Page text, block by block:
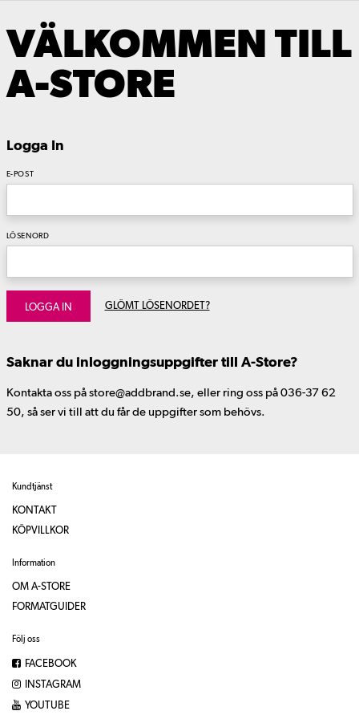
VÄLKOMMEN TILL
A-STORE
Logga In
E-POST
LÖSENORD
LOGGA IN GLÖMT LÖSENORDET?
Saknar du inloggningsuppgifter till A-Store?
Kontakta oss på store@addbrand.se, eller ring oss på 036-37 62
50, så ser vi till att du får de uppgifter som behövs.
Kundtjänst
KONTAKT
KÖPVILLKOR
Information
OM A-STORE
FORMATGUIDER
Följ oss
FACEBOOK
INSTAGRAM
YOUTUBE